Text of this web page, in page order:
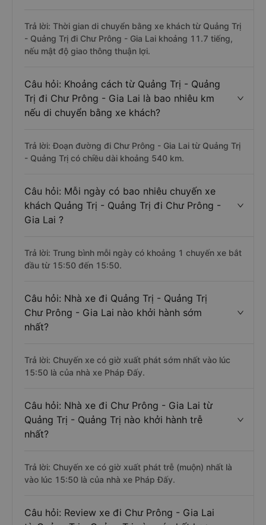
Trả lời: Thời gian di chuyển bằng xe khách từ Quảng Trị
- Quảng Trị đi Chư Prông - Gia Lai khoảng 11.7 tiếng,
nếu mật độ giao thông thuận lợi.
Câu hỏi: Khoảng cách từ Quảng Trị - Quảng
Trị đi Chư Prông - Gia Lai là bao nhiêu km
nếu di chuyển bằng xe khách?
Trả lời: Đoạn đường đi Chư Prông - Gia Lai từ Quảng Trị
- Quảng Trị có chiều dài khoảng 540 km.
Câu hỏi: Mỗi ngày có bao nhiêu chuyến xe
khách Quảng Trị - Quảng Trị đi Chư Prông -
Gia Lai ?
Trả lời: Trung bình mỗi ngày có khoảng 1 chuyến xe bắt
đầu từ 15:50 đến 15:50.
Câu hỏi: Nhà xe đi Quảng Trị - Quảng Trị
Chư Prông - Gia Lai nào khởi hành sớm
nhất?
Trả lời: Chuyến xe có giờ xuất phát sớm nhất vào lúc
15:50 là của nhà xe Pháp Đấy.
Câu hỏi: Nhà xe đi Chư Prông - Gia Lai từ
Quảng Trị - Quảng Trị nào khởi hành trễ
nhất?
Trả lời: Chuyến xe có giờ xuất phát trễ (muộn) nhất là
vào lúc 15:50 là của nhà xe Pháp Đấy.
Câu hỏi: Review xe đi Chư Prông - Gia Lai